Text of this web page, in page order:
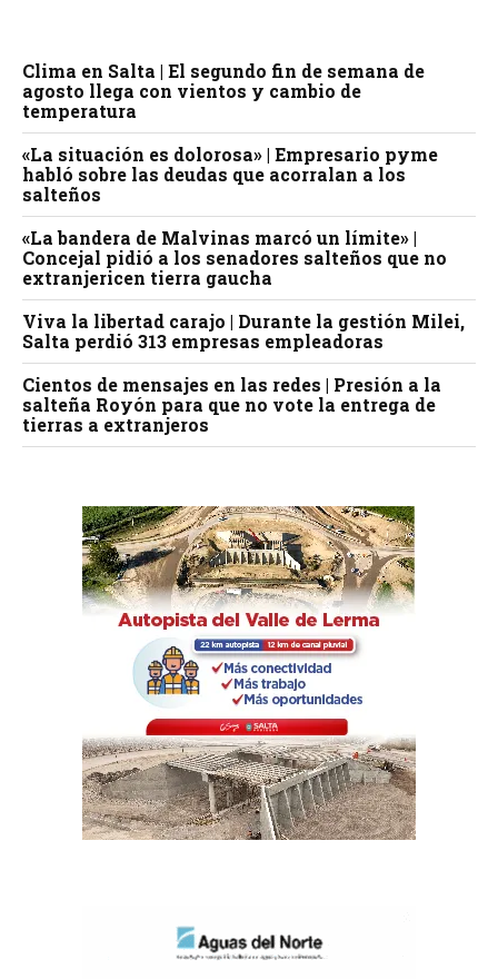
Clima en Salta | El segundo fin de semana de
agosto llega con vientos y cambio de
temperatura
«La situación es dolorosa» | Empresario pyme
habló sobre las deudas que acorralan a los
salteños
«La bandera de Malvinas marcó un límite» |
Concejal pidió a los senadores salteños que no
extranjericen tierra gaucha
Viva la libertad carajo | Durante la gestión Milei,
Salta perdió 313 empresas empleadoras
Cientos de mensajes en las redes | Presión a la
salteña Royón para que no vote la entrega de
tierras a extranjeros